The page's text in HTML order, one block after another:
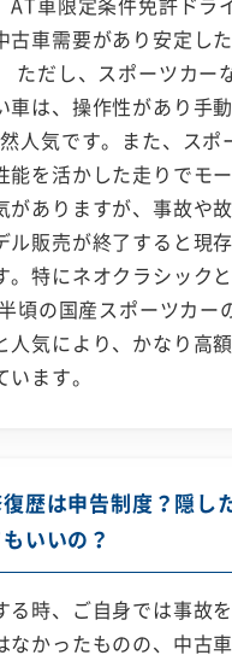
古車需要があり安定し
ただし、スポーツカー
車は、操作性があり手
人気です。また、スポ
能を活かした走りでモ
がありますが、事故や
ル販売が終了すると現
。特にネオクラシック
頃の国産スポーツカー
人気により、かなり高
ます。
歴は申告制度？隠し
いいの？
る時、ご自身では事故
なかったものの、中古